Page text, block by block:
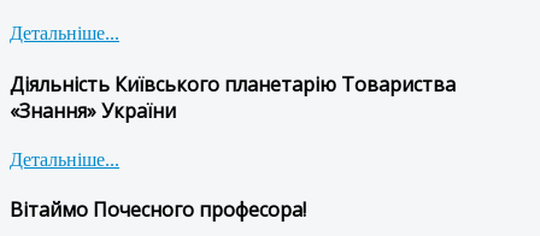
Детальніше...
Діяльність Київського планетарію Товариства
«Знання» України
Детальніше...
Вітаймо Почесного професора!